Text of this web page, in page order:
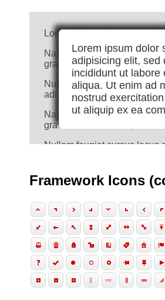
Lorem ipsum dolor sit amet,
Nam congue semper tellus.
gravida euismod, vulputate
Nulla purus lacus, pulvinar
adipiscing elit. Donec libero
Nam congue semper tellus.
gravida euismod, vulputate
Nullam feugiat cursus
Suspendisse scelerisque
mattis nec, quam. Nam
venenatis ornare, ultrices ut,
Lorem ipsum dolor
adipisicing elit, sed
incididunt ut labore
aliqua. Ut enim ad
nostrud
ut aliquip ex ea
Framework Icons